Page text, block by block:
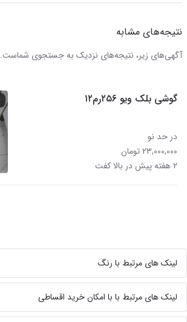
نتیجه‌های مشابه
آگهی‌های زیر، نتیجه‌های نزدیک به جستجوی شماست.
گوشی بلک ویو ۲۵۶رم۱۲
در حد نو
۲۳,۰۰۰,۰۰۰ تومان
۲ هفته پیش در بالا کفت
لینک های مرتبط با رنگ
لینک های مرتبط با با امکان خرید اقساطی